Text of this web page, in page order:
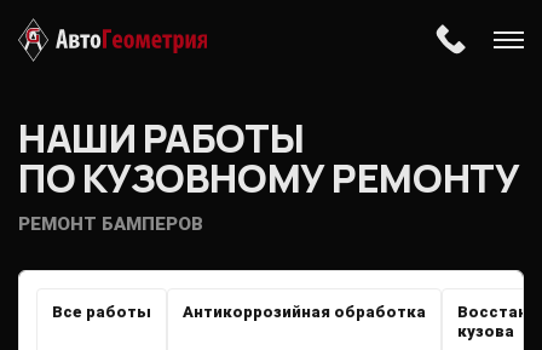
НАШИ РАБОТЫ
ПО КУЗОВНОМУ РЕМОНТУ
РЕМОНТ БАМПЕРОВ
Все работы Антикоррозийная обработка
кузова